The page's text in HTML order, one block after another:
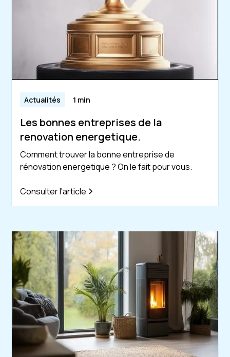
Actualités 1 min
Les bonnes entreprises de la
renovation energetique.
Comment trouver la bonne entreprise de
rénovation energetique ? On le fait pour vous.
Consulter l'article